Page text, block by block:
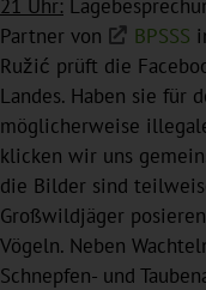
21 Uhr:
Partner von
BPSSS
Ružić prüft die
Landes. Haben sie für
möglicherweise
klicken wir uns
die Bilder sind
Großwildjäger
Vögeln. Neben
Schnepfen- und